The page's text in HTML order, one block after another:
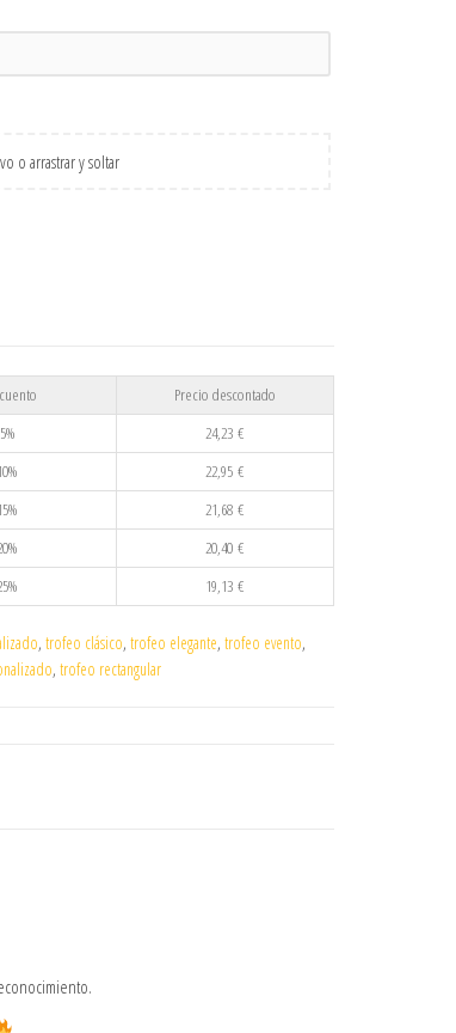
o arrastrar y soltar
personalizado con grabado láser cantidad
Precio descontado
5% 24,23€
22,95€
21,68€
20,40€
19,13€
, trofeo clásico, trofeo elegante, trofeo evento,
, trofeo rectangular